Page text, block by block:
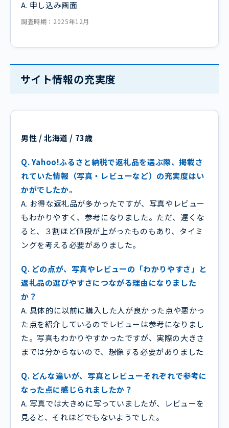
A. 申し込み画面
調査時期：2025年12月
サイト情報の充実度
男性 / 北海道 / 73歳
Q. Yahoo!ふるさと納税で返礼品を選ぶ際、掲載さ
れていた情報（写真・レビューなど）の充実度はい
かがでしたか。
A. お得な返礼品が多かったですが、写真やレビュー
もわかりやすく、参考になりました。ただ、遅くな
ると、３割ほど値段が上がったものもあり、タイミ
ングを考える必要がありました。
Q. どの点が、写真やレビューの「わかりやすさ」と
返礼品の選びやすさにつながる理由になりました
か？
A. 具体的に以前に購入した人が良かった点や悪かっ
た点を紹介しているのでレビューは参考になりまし
た。写真もわかりやすかったですが、実際の大きさ
までは分からないので、想像する必要がありました
Q. どんな違いが、写真とレビューそれぞれで参考に
なった点に感じられましたか？
A. 写真では大きめに写っていましたが、レビューを
見ると、それほどでもないようでした。